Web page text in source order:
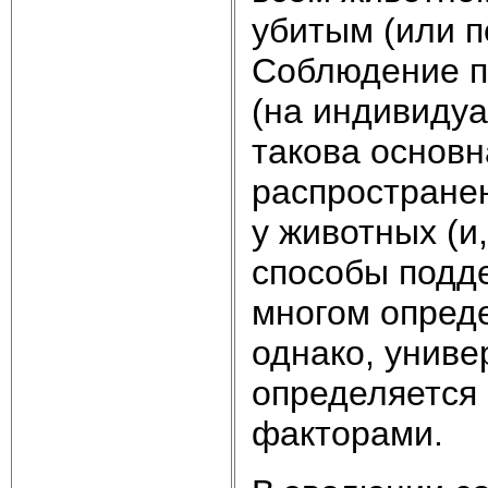
убитым (или
Соблюдение
(на
такова
у животных
способы
многом
однако,
факторами.